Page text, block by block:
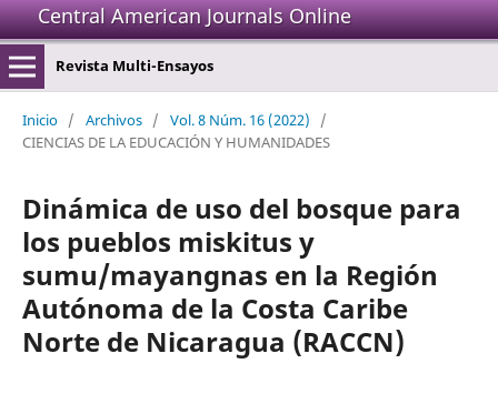
Central American Journals Online
Revista Multi-Ensayos
Inicio / Archivos / Vol. 8 Núm. 16 (2022)
/
CIENCIAS DE LA EDUCACIÓN Y HUMANIDADES
Dinámica de uso del bosque para
los pueblos miskitus y
sumu/mayangnas en la Región
Autónoma de la Costa Caribe
Norte de Nicaragua (RACCN)